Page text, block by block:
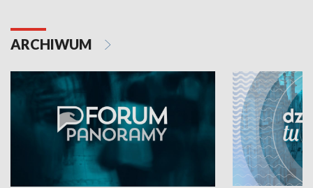
ARCHIWUM